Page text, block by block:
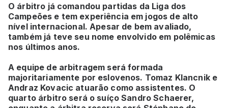
O árbitro já comandou partidas da Liga dos
Campeões e tem experiência em jogos de alto
nível internacional. Apesar de bem avaliado,
também já teve seu nome envolvido em polêmicas
nos últimos anos.
A equipe de arbitragem será formada
majoritariamente por eslovenos. Tomaz Klancnik e
Andraz Kovacic atuarão como assistentes. O
quarto árbitro será o suíço Sandro Schaerer,